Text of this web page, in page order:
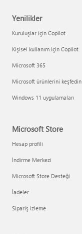
Yenilikler
Kuruluşlar için Copilot
Kişisel kullanım için Copilot
Microsoft 365
Microsoft ürünlerini keşfedin
Windows 11 uygulamaları
Microsoft Store
Hesap profili
İndirme Merkezi
Microsoft Store Desteği
İadeler
Sipariş izleme